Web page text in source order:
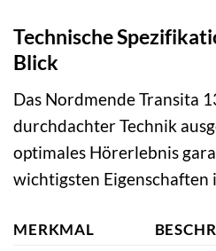
Technische
Blick
Das Nordmende Transita
durchdachter Technik
optimales Hörerlebnis
wichtigsten Eigenschaften
MERKMAL